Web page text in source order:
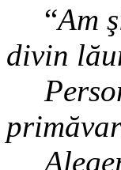
“Am
divin